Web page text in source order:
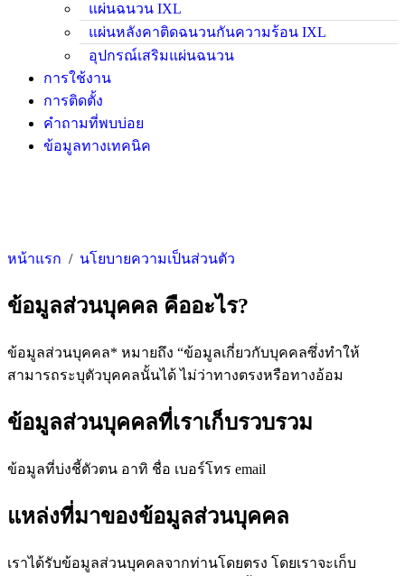
แผ่นฉนวน IXL
แผ่นหลังคาติดฉนวนกันความร้อน IXL
อุปกรณ์เสริมแผ่นฉนวน
การใช้งาน
การติดตั้ง
คำถามที่พบบ่อย
ข้อมูลทางเทคนิค
หน้าแรก / นโยบายความเป็นส่วนตัว
ข้อมูลส่วนบุคคล คืออะไร?
ข้อมูลส่วนบุคคล* หมายถึง “ข้อมูลเกี่ยวกับบุคคลซึ่งทำให้
สามารถระบุตัวบุคคลนั้นได้ ไม่ว่าทางตรงหรือทางอ้อม
ข้อมูลส่วนบุคคลที่เราเก็บรวบรวม
ข้อมูลที่บ่งชี้ตัวตน อาทิ ชื่อ เบอร์โทร email
แหล่งที่มาของข้อมูลส่วนบุคคล
เราได้รับข้อมูลส่วนบุคคลจากท่านโดยตรง โดยเราจะเก็บ